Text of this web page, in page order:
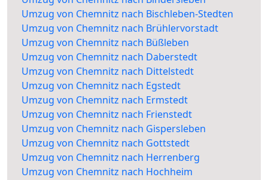
Umzug von Chemnitz nach Bischleben-Stedten
Umzug von Chemnitz nach Brühlervorstadt
Umzug von Chemnitz nach Büßleben
Umzug von Chemnitz nach Daberstedt
Umzug von Chemnitz nach Dittelstedt
Umzug von Chemnitz nach Egstedt
Umzug von Chemnitz nach Ermstedt
Umzug von Chemnitz nach Frienstedt
Umzug von Chemnitz nach Gispersleben
Umzug von Chemnitz nach Gottstedt
Umzug von Chemnitz nach Herrenberg
Umzug von Chemnitz nach Hochheim